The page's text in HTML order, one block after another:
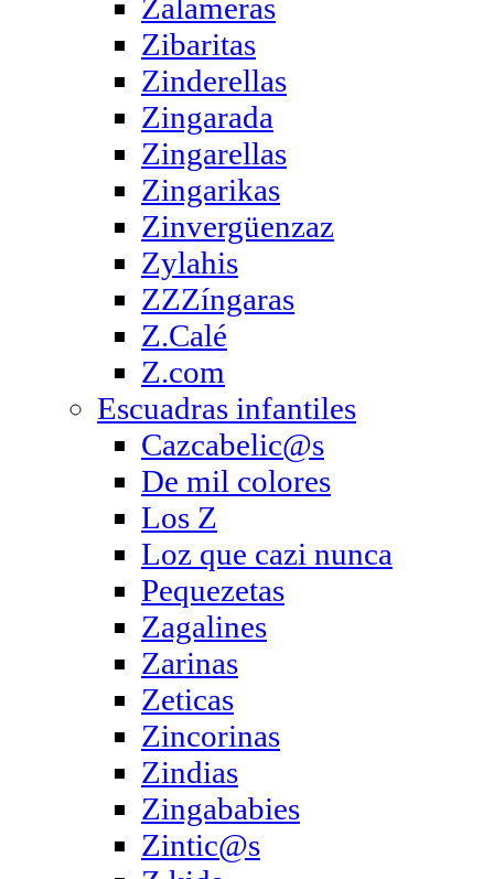
Zalameras
Zibaritas
Zinderellas
Zingarada
Zingarellas
Zingarikas
Zinvergüenzaz
Zylahis
ZZZíngaras
Z.Calé
Z.com
Escuadras infantiles
Cazcabelic@s
De mil colores
Los Z
Loz que cazi nunca
Pequezetas
Zagalines
Zarinas
Zeticas
Zincorinas
Zindias
Zingababies
Zintic@s